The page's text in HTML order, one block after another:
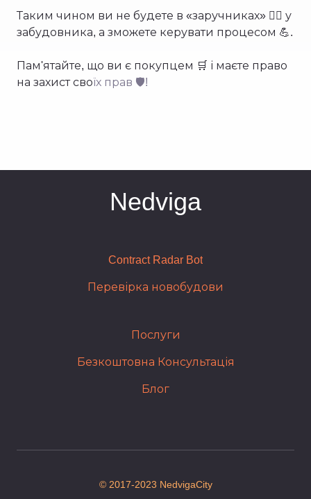
Таким чином ви не будете в «заручниках» 🙅‍♂️ у
забудовника, а зможете керувати процесом 💪.
Пам'ятайте, що ви є покупцем 🛒 і маєте право
на захист своїх прав 🛡️!
Nedviga
Contract Radar Bot
Перевірка новобудови
Послуги
Безкоштовна Консультація
Блог
© 2017-2023 NedvigaCity